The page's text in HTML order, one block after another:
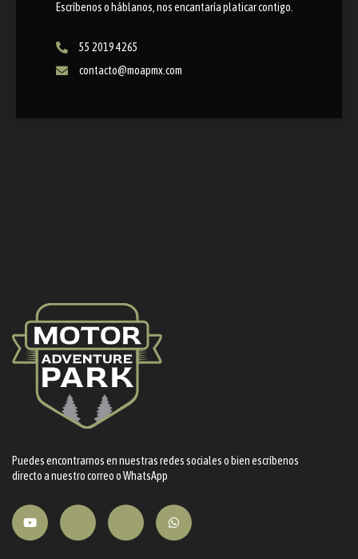
Escríbenos o háblanos, nos encantaría platicar contigo.
55 2019 4265
contacto@moapmx.com
Puedes encontrarnos en nuestras redes sociales o bien escríbenos
directo a nuestro correo o WhatsApp